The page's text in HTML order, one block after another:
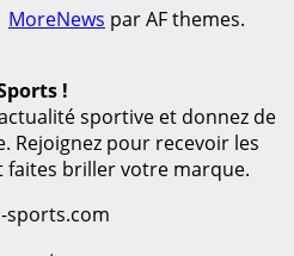
MoreNews par AF themes.
!
sportive et donnez de
Rejoignez pour recevoir les
faites briller votre marque.